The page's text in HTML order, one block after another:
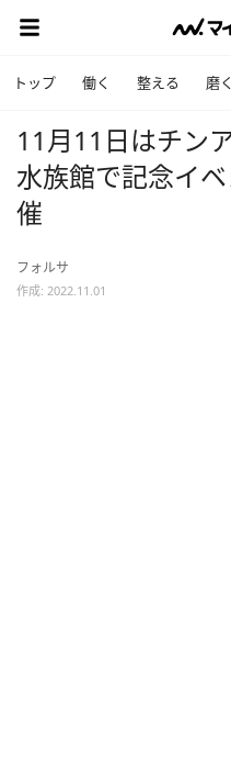
トップ 働く 整える 磨く
11月11日はチン
水族館で記念イ
催
フォルサ
作成: 2022.11.01